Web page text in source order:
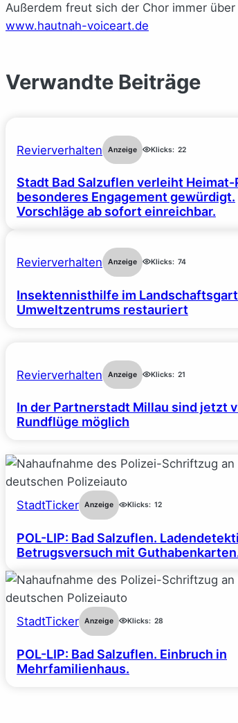
Außerdem freut sich der Chor immer
www.hautnah-voiceart.de
Verwandte Beiträge
Revierverhalten Anzeige Klicks: 22
Stadt Bad Salzuflen verleiht Heimat-
besonderes Engagement gewürdigt.
Vorschläge ab sofort einreichbar.
Revierverhalten Anzeige Klicks: 74
Insektennisthilfe im
Umweltzentrums restauriert
Revierverhalten Anzeige Klicks: 21
In der Partnerstadt Millau sind jetzt
Rundflüge möglich
StadtTicker Anzeige Klicks: 12
POL-LIP: Bad Salzuflen.
Betrugsversuch mit
StadtTicker Anzeige Klicks: 28
POL-LIP: Bad Salzuflen. Einbruch in
Mehrfamilienhaus.